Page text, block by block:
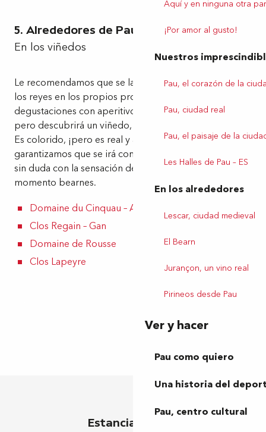
Aquí y en ninguna otra
¡Por amor al gusto!
Nuestros
Pau, el corazón de la
Pau, ciudad real
Pau, el paisaje de la
Les Halles de Pau – ES
En los alrededores
Lescar, ciudad medieval
El Bearn
Jurançon, un vino real
Pirineos desde Pau
Ver y hacer
Pau como quiero
Una historia del
Pau, centro cultural
5. Alrededores de Pau
En los viñedos
Le recomendamos que se lance a descubrir el vino de
los reyes en los propios productores. No habrá
degustaciones con aperitivos y servilletas etiquetadas,
pero descubrirá un viñedo, un vino y unos viticultores.
Es colorido, ¡pero es real y auténtico! Y, sobre todo, le
garantizamos que se irá con un Jurançon de calidad. Y
sin duda con la sensación de haber vivido un auténtico
momento bearnes.
Domaine du Cinquau – Artiguelouve
Clos Regain – Gan
Domaine de Rousse
Clos Lapeyre
Estancia en Pau